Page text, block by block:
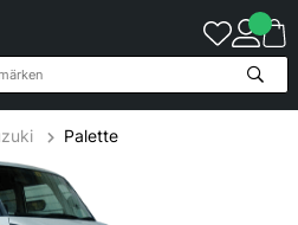
Palette
1 Produkter